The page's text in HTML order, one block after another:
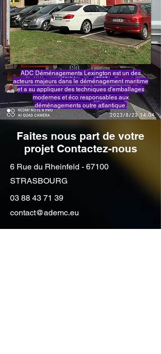
ADC Déménagements Lexington est un des
acteurs majeurs dans le déménagement maritime
et a su appliquer des techniques d'emballages
modernes et éco responsables aux
déménagements outre atlantique.
Faites nous part de votre
projet Contactez-nous
6 Rue du Rheinfeld - 67100
STRASBOURG
03 88 43 71 39
contact@ademc.eu